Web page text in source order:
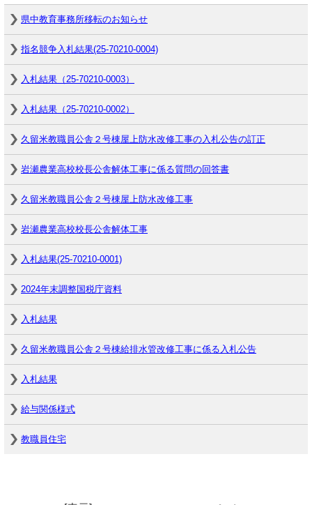
県中教育事務所移転のお知らせ
指名競争入札結果(25-70210-0004)
入札結果（25-70210-0003）
入札結果（25-70210-0002）
久留米教職員公舎２号棟屋上防水改修工事の入札公告の訂正
岩瀬農業高校校長公舎解体工事に係る質問の回答書
久留米教職員公舎２号棟屋上防水改修工事
岩瀬農業高校校長公舎解体工事
入札結果(25-70210-0001)
2024年末調整国税庁資料
入札結果
久留米教職員公舎２号棟給排水管改修工事に係る入札公告
入札結果
給与関係様式
教職員住宅